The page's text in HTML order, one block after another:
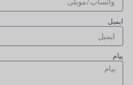
ایمیل
پیام